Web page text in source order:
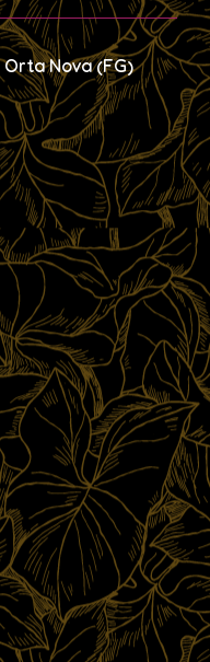
Orta Nova (FG)